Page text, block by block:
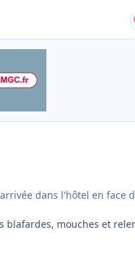
dans l'hôtel en face
blafardes, mouches et